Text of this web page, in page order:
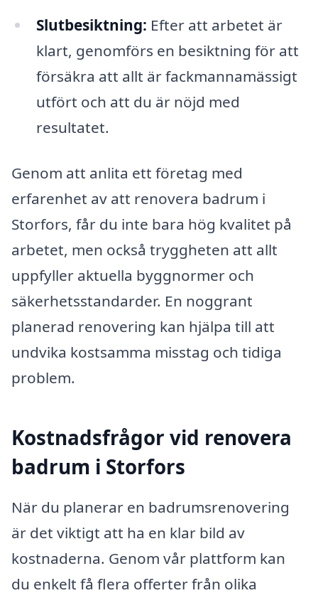
Slutbesiktning: Efter att arbetet är
klart, genomförs en besiktning för att
försäkra att allt är fackmannamässigt
utfört och att du är nöjd med
resultatet.
Genom att anlita ett företag med
erfarenhet av att renovera badrum i
Storfors, får du inte bara hög kvalitet på
arbetet, men också tryggheten att allt
uppfyller aktuella byggnormer och
säkerhetsstandarder. En noggrant
planerad renovering kan hjälpa till att
undvika kostsamma misstag och tidiga
problem.
Kostnadsfrågor vid renovera
badrum i Storfors
När du planerar en badrumsrenovering
är det viktigt att ha en klar bild av
kostnaderna. Genom vår plattform kan
du enkelt få flera offerter från olika